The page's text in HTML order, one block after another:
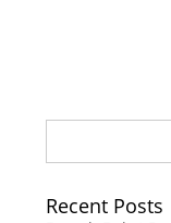
Recent Posts